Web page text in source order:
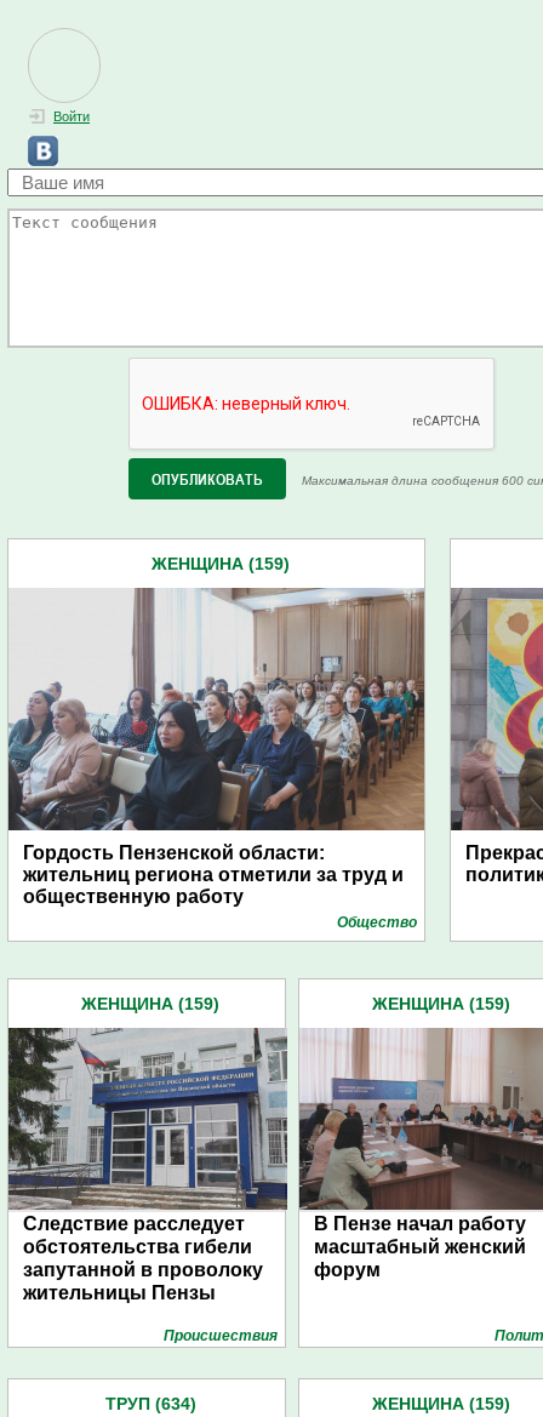
Войти
Максимальная длина сообщения 600
ЖЕНЩИНА (159)
Гордость Пензенской области:
жительниц региона отметили за труд и
общественную работу
Общество
ЖЕНЩИНА (159)
Следствие расследует
обстоятельства гибели
запутанной в проволоку
жительницы Пензы
Проиcшествия
ЖЕНЩИНА (159)
В Пензе начал работу
масштабный женский
форум
ТРУП (634) ЖЕНЩИНА (159)